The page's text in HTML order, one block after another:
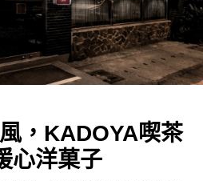
，KADOYA喫茶
心洋菓子